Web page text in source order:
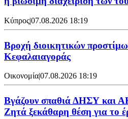
Κύπρος|07.08.2026 18:19
Βροχή διοικητικών
Κεφαλαιαγοράς
Οικονομία|07.08.2026 18:19
Βγάζουν σπαθιά ΔΗΣΥ και
Ζητά ξεκάθαρη θέση για το